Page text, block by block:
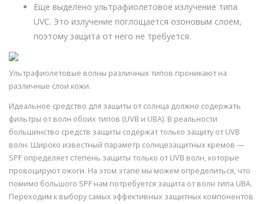
Еще выделено ультрафиолетовое излучение типа
UVC. Это излучение поглощается озоновым слоем,
поэтому защита от него не требуется.
Ультрафиолетовые волны различных типов проникают на
различные слои кожи.
Идеальное средство для защиты от солнца должно содержать
фильтры от волн обоих типов (UVB и UBA). В реальности
большинство средств защиты содержат только защиту от UVB
волн. Широко известный параметр солнцезащитных кремов —
SPF определяет степень защиты только от UVB волн, которые
провоцируют ожоги. На этом этапе мы можем определиться, что
помимо большого SPF нам потребуется защита от волн типа UBA.
Переходим к выбору самых эффективных защитных компонентов